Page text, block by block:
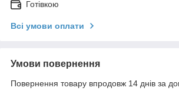
Готівкою
Всі умови оплати
Умови повернення
Повернення товару впродовж 14 днів за